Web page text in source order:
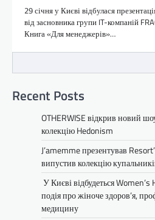
29 січня у Києві відбулася
від засновника групи IT-компаній
Книга «Для менеджерів»…
Recent Posts
OTHERWISE відкрив новий
колекцію Hedonism
J’amemme презентував
випустив колекцію
У Києві відбудеться
подія про жіноче здоров’я,
медицину